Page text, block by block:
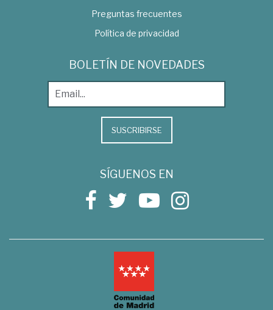
Preguntas frecuentes
Política de privacidad
BOLETÍN DE NOVEDADES
SUSCRIBIRSE
SÍGUENOS EN